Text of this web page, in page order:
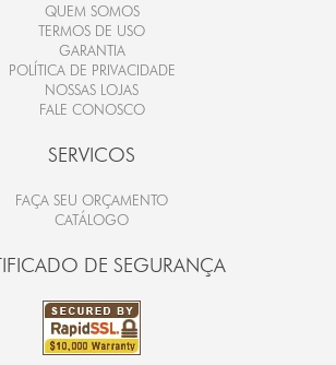
QUEM SOMOS
TERMOS DE USO
GARANTIA
POLÍTICA DE PRIVACIDADE
NOSSAS LOJAS
FALE CONOSCO
SERVICOS
FAÇA SEU ORÇAMENTO
CATÁLOGO
DE SEGURANÇA